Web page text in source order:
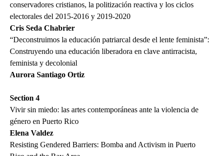
conservadores cristianos, la politización reactiva y los ciclos
electorales del 2015-2016 y 2019-2020
Cris Seda Chabrier
“Deconstruimos la educación patriarcal desde el lente feminista”:
Construyendo una educación liberadora en clave antirracista,
feminista y decolonial
Aurora Santiago Ortiz
Section 4
Vivir sin miedo: las artes contemporáneas ante la violencia de
género en Puerto Rico
Elena Valdez
Resisting Gendered Barriers: Bomba and Activism in Puerto